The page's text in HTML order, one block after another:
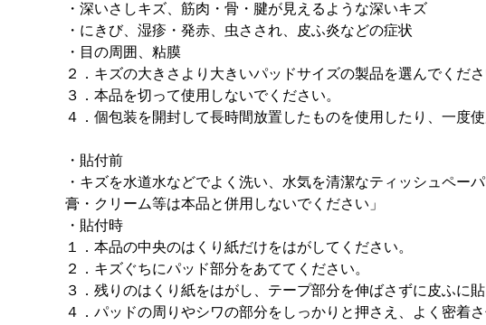
・深いさしキズ、筋肉・骨・腱が見えるような深いキズ
・にきび、湿疹・発赤、虫さされ、皮ふ炎などの症状
・目の周囲、粘膜
２．キズの大きさより大きいパッドサイズの製品を選んでくださ
３．本品を切って使用しないでください。
４．個包装を開封して長時間放置したものを使用したり、一度
・貼付前
・キズを水道水などでよく洗い、水気を清潔なティッシュペー
膏・クリーム等は本品と併用しないでください」
・貼付時
１．本品の中央のはくり紙だけをはがしてください。
２．キズぐちにパッド部分をあててください。
３．残りのはくり紙をはがし、テープ部分を伸ばさずに皮ふに貼
４．パッドの周りやシワの部分をしっかりと押さえ、よく密着さ